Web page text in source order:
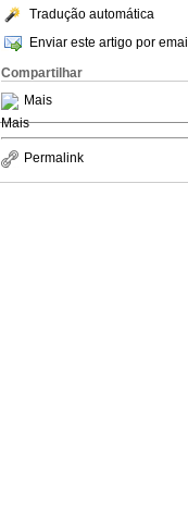
Tradução automática
Enviar este artigo por
Compartilhar
Mais
Mais
Permalink